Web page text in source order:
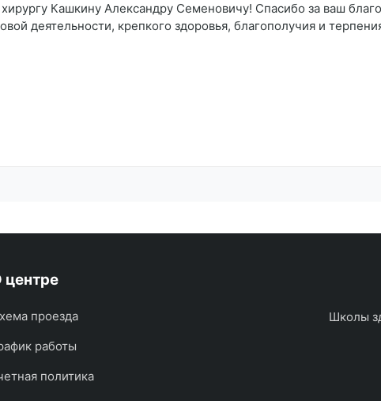
Кашкину Александру Семеновичу! Спасибо за ваш
деятельности, крепкого здоровья, благополучия и
центре
проезда
работы
политика
Школы